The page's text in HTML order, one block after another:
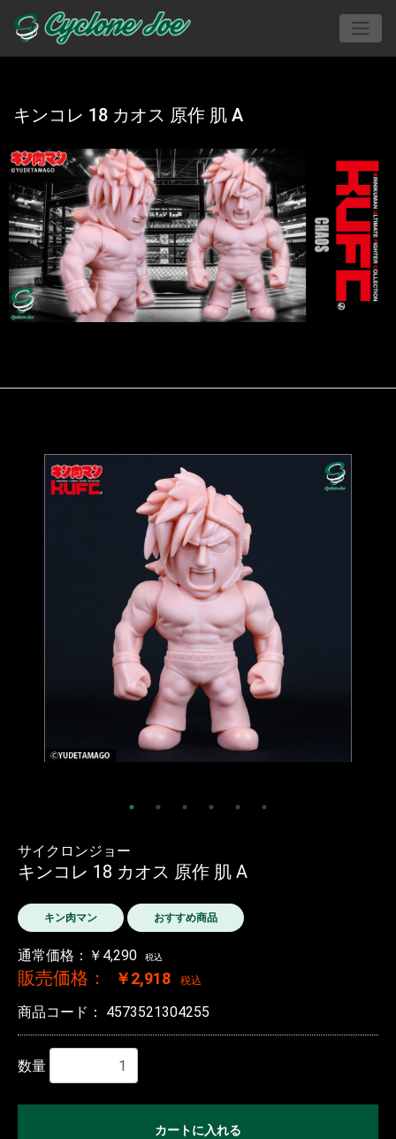
キンコレ 18 カオス 原作 肌 A
サイクロンジョー
キンコレ 18 カオス 原作 肌 A
キン肉マン おすすめ商品
通常価格：￥4,290 税込
販売価格： ￥2,918 税込
商品コード： 4573521304255
数量
カートに入れる